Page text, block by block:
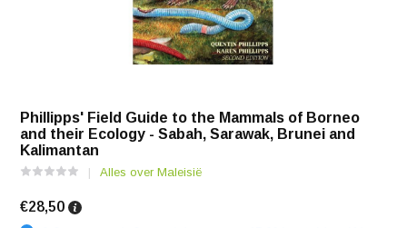
Phillipps' Field Guide to the Mammals of Borneo
and their Ecology - Sabah, Sarawak, Brunei and
Kalimantan
Alles over Maleisië
€28,50